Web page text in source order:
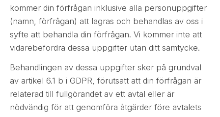
kommer din förfrågan inklusive alla personuppgifter
(namn, förfrågan) att lagras och behandlas av oss i
syfte att behandla din förfrågan. Vi kommer inte att
vidarebefordra dessa uppgifter utan ditt samtycke.
Behandlingen av dessa uppgifter sker på grundval
av artikel 6.1 b i GDPR, förutsatt att din förfrågan är
relaterad till fullgörandet av ett avtal eller är
nödvändig för att genomföra åtgärder före avtalets